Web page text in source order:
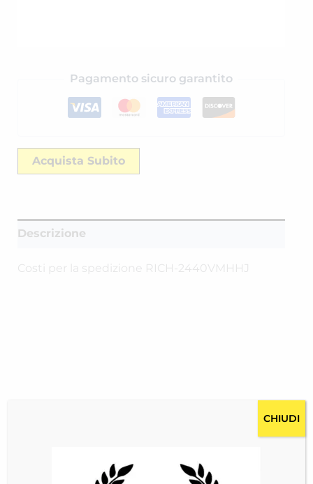
Pagamento sicuro garantito
Acquista Subito
Descrizione
Costi per la spedizione RICH-2440VMHHJ
CHIUDI